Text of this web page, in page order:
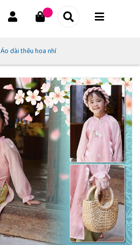
Áo dài thêu hoa nhí